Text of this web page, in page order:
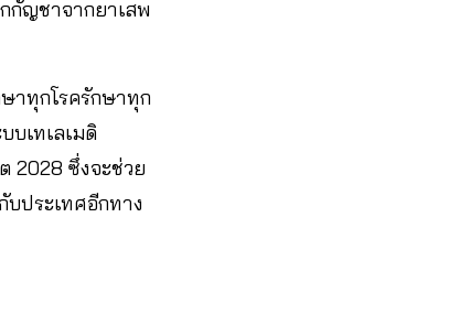
กัญชาจากยาเสพ
าทุกโรครักษาทุก
บเทเลเมดิ
2028 ซึ่งจะช่วย
บประเทศอีกทาง